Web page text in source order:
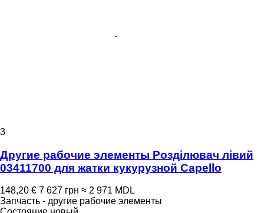
3
Другие рабочие элементы Розділювач лівий
03411700 для жатки кукурузной Capello
148,20 € 7 627 грн ≈ 2 971 MDL
Запчасть - другие рабочие элементы